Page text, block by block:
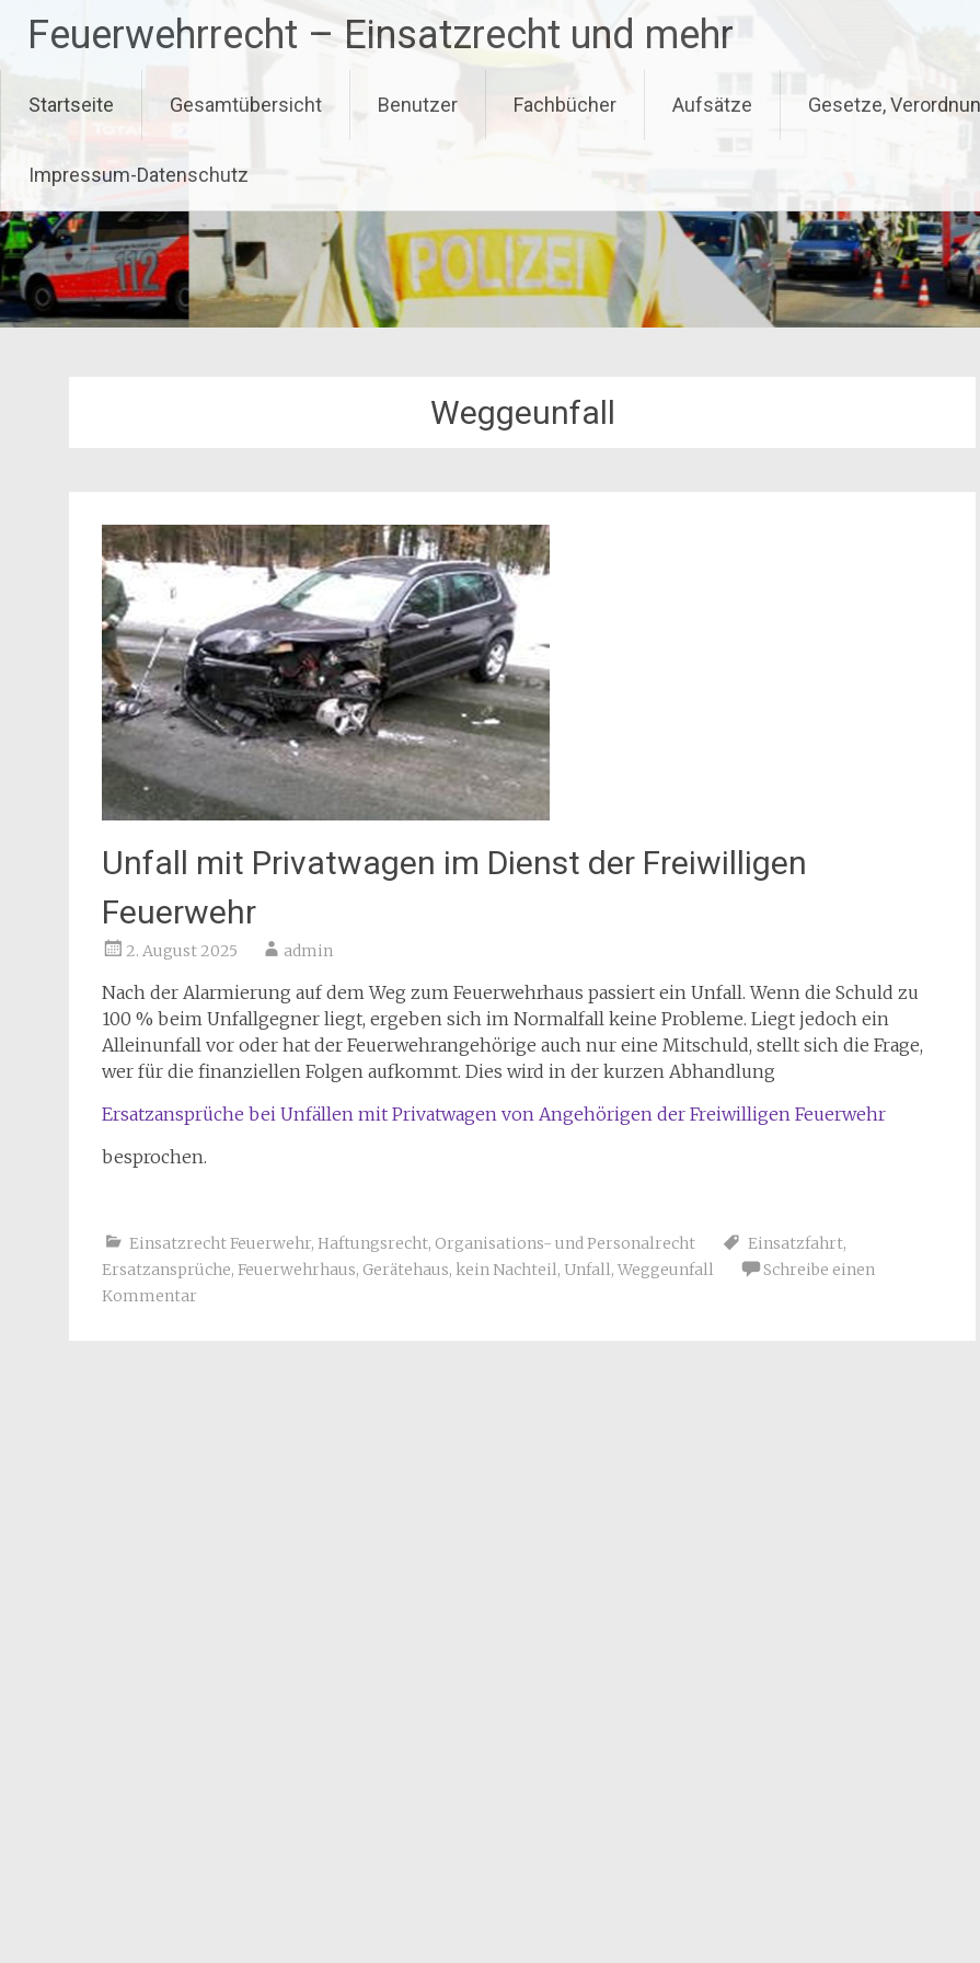
Inhalt
springen
Feuerwehrrecht – Einsatzrecht und mehr
Startseite Gesamtübersicht Benutzer Fachbücher Aufsätze Gesetze,
Impressum-Datenschutz
Weggeunfall
Unfall mit Privatwagen im Dienst der Freiwilligen
Feuerwehr
2. August 2025 admin
Nach der Alarmierung auf dem Weg zum Feuerwehrhaus passiert ein Unfall. Wenn die Schuld zu
100 % beim Unfallgegner liegt, ergeben sich im Normalfall keine Probleme. Liegt jedoch ein
Alleinunfall vor oder hat der Feuerwehrangehörige auch nur eine Mitschuld, stellt sich die Frage,
wer für die finanziellen Folgen aufkommt. Dies wird in der kurzen Abhandlung
Ersatzansprüche bei Unfällen mit Privatwagen von Angehörigen der Freiwilligen Feuerwehr
besprochen.
Einsatzrecht Feuerwehr, Haftungsrecht, Organisations- und Personalrecht Einsatzfahrt,
Ersatzansprüche, Feuerwehrhaus, Gerätehaus, kein Nachteil, Unfall, Weggeunfall
Schreibe einen
Kommentar